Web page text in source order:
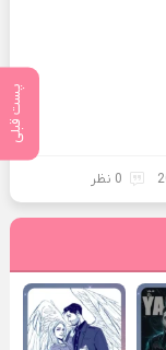
پست قبلی
0 نظر